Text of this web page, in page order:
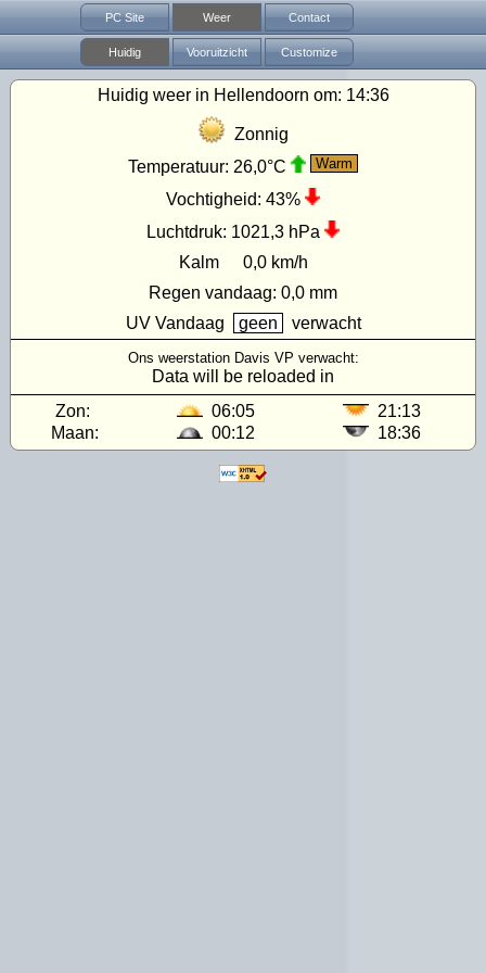
PC Site Weer Contact
Huidig Vooruitzicht Customize
Huidig weer in Hellendoorn om: 14:36
Zonnig
Temperatuur: 26,0°C Warm
Vochtigheid: 43%
Luchtdruk: 1021,3 hPa
Kalm
0,0 km/h
Regen vandaag: 0,0 mm
UV Vandaag geen verwacht
Ons weerstation Davis VP verwacht:
Data will be reloaded in
Zon:
06:05
21:13
Maan:
00:12 18:36